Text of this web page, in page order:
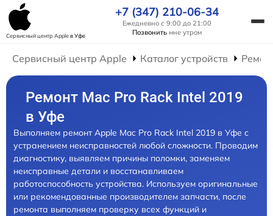
Сервисный центр Appleв Уфе
+7 (347) 210-06-34
Ежедневно с 9:00 до 21:00
Позвонить мне утром
Сервисный центр Apple Каталог устройств
Ремонт Mac Pro Rack Intel 2019
в Уфе
Выполняем ремонт Apple Mac Pro Rack Intel 2019 в Уфе с
устранением неисправностей любой сложности. Проводим
диагностику, выявляем причины поломки, заменяем
неисправные детали и восстанавливаем
работоспособность устройства. Используем оригинальные
или рекомендованные производителем запчасти, после
ремонта выполняем проверку всех функций и